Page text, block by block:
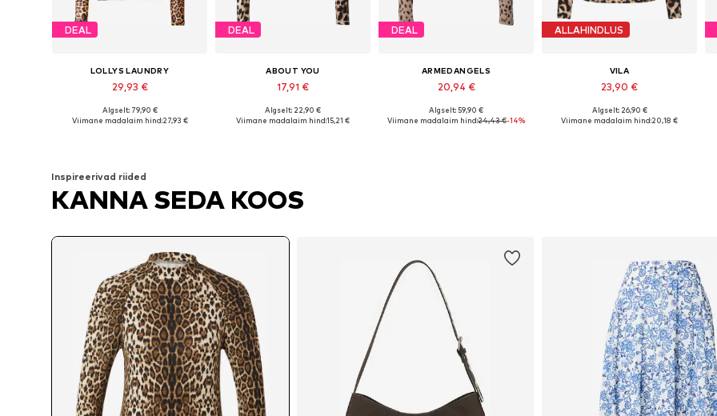
DEAL
LOLLYS LAUNDRY
29,93 €
Algselt: 79,90 €
Viimane madalaim hind:27,93 €
DEAL
ABOUT YOU
17,91 €
Algselt: 22,90 €
Viimane madalaim hind:15,21 €
DEAL
ARMEDANGELS
20,94 €
Algselt: 59,90 €
Viimane madalaim hind:24,43 €-14%
ALLAHINDLUS
VILA
23,90 €
Algselt: 26,90 €
Viimane madalaim hind:20,18 €
Inspireerivad riided
KANNA SEDA KOOS